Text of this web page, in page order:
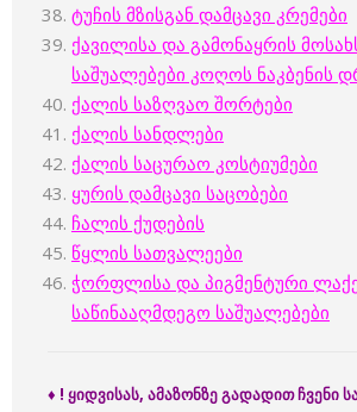
ტუჩის მზისგან დამცავი კრემები
ქავილისა და გამონაყრის
საშუალებები კოღოს ნაკბენის
ქალის საზღვაო შორტები
ქალის სანდლები
ქალის საცურაო კოსტიუმები
ყურის დამცავი საცობები
ჩალის ქუდების
წყლის სათვალეები
ჭორფლისა და პიგმენტური
საწინააღმდეგო საშუალებები
♦ ! ყიდვისას, ამაზონზე გადადით ჩვენი